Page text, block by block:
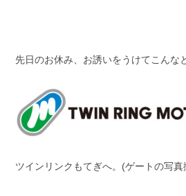
先日のお休み、お誘いをうけてこんな
ツインリンクもてぎへ。(ゲートの写